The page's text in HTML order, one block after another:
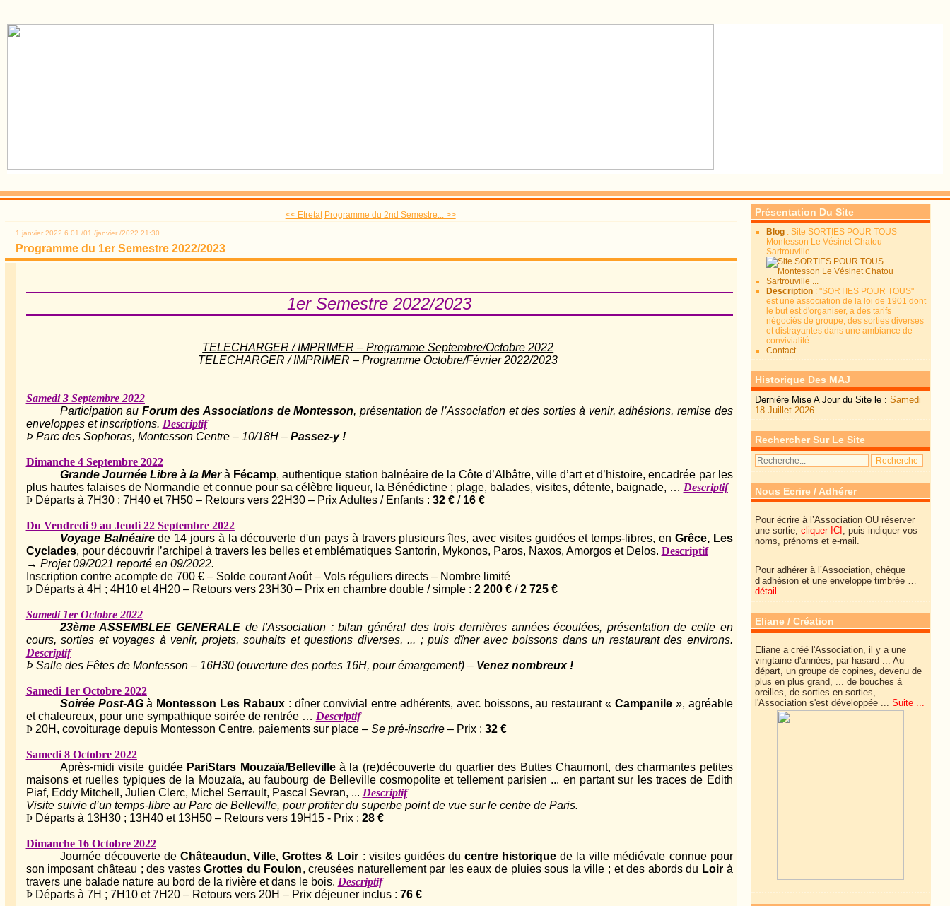
<< Etretat Programme du 2nd Semestre... >>
1 janvier 2022 6 01 /01 /janvier /2022 21:30
Programme du 1er Semestre 2022/2023
1er Semestre 2022/2023
TELECHARGER / IMPRIMER – Programme Septembre/Octobre 2022
TELECHARGER / IMPRIMER – Programme Octobre/Février 2022/2023
Samedi 3 Septembre 2022
Participation au Forum des Associations de Montesson, présentation de l’Association et des sorties à venir, adhésions, remise des
enveloppes et inscriptions. Descriptif
Þ Parc des Sophoras, Montesson Centre – 10/18H – Passez-y !
Dimanche 4 Septembre 2022
Grande Journée Libre à la Merà Fécamp, authentique station balnéaire de la Côte d’Albâtre, ville d’art et d’histoire, encadrée par les
plus hautes falaises de Normandie et connue pour sa célèbre liqueur, la Bénédictine ; plage, balades, visites, détente, baignade, … Descriptif
ÞDéparts à 7H30 ; 7H40 et 7H50 – Retours vers 22H30 – Prix Adultes / Enfants : 32 €/ 16 €
Du Vendredi 9 au Jeudi 22 Septembre 2022
Voyage Balnéairede 14 jours à la découverte d'un pays à travers plusieurs îles, avec visites guidées et temps-libres, en Grêce, Les
Cyclades, pour découvrir l’archipel à travers les belles et emblématiques Santorin, Mykonos, Paros, Naxos, Amorgos et Delos. Descriptif
→ Projet 09/2021 reporté en 09/2022.
Inscription contre acompte de 700 € – Solde courant Août – Vols réguliers directs – Nombre limité
ÞDéparts à 4H ; 4H10 et 4H20 – Retours vers 23H30 – Prix en chambre double / simple : 2 200 €/2 725 €
Samedi 1er Octobre 2022
23ème ASSEMBLEE GENERALEde l'Association : bilan général des trois dernières années écoulées, présentation de celle en
cours, sorties et voyages à venir, projets, souhaits et questions diverses, ... ; puis dîner avec boissons dans un restaurant des environs.
Descriptif
Þ Salle des Fêtes de Montesson – 16H30 (ouverture des portes 16H, pour émargement) – Venez nombreux !
Samedi 1er Octobre 2022
Soirée Post-AGà Montesson Les Rabaux: dîner convivial entre adhérents, avec boissons, au restaurant « Campanile», agréable
et chaleureux, pour une sympathique soirée de rentrée … Descriptif
Þ20H, covoiturage depuis Montesson Centre, paiements sur place – Se pré-inscrire– Prix : 32 €
Samedi 8 Octobre 2022
Après-midi visite guidée PariStars Mouzaïa/Bellevilleà la (re)découverte du quartier des Buttes Chaumont, des charmantes petites
maisons et ruelles typiques de la Mouzaïa, au faubourg de Belleville cosmopolite et tellement parisien ... en partant sur les traces de Edith
Piaf, Eddy Mitchell, Julien Clerc, Michel Serrault, Pascal Sevran, ... Descriptif
Visite suivie d’un temps-libre au Parc de Belleville, pour profiter du superbe point de vue sur le centre de Paris.
ÞDéparts à 13H30 ; 13H40 et 13H50 – Retours vers 19H15 - Prix : 28 €
Dimanche 16 Octobre 2022
Journée découverte deChâteaudun, Ville, Grottes & Loir : visites guidées du centre historique de la ville médiévale connue pour
son imposant château ; des vastesGrottes du Foulon, creusées naturellement par les eaux de pluies sous la ville ; et des abords du Loir à
travers une balade nature au bord de la rivière et dans le bois. Descriptif
ÞDéparts à 7H ; 7H10 et 7H20 – Retours vers 20H – Prix déjeuner inclus : 76 €
Présentation Du Site
Blog : Site SORTIES POUR TOUS
Montesson Le Vésinet Chatou
Sartrouville ...
Description : "SORTIES POUR TOUS"
est une association de la loi de 1901 dont
le but est d'organiser, à des tarifs
négociés de groupe, des sorties diverses
et distrayantes dans une ambiance de
convivialité.
Contact
Historique Des MAJ
Dernière Mise A Jour du Site le :Samedi
18 Juillet 2026
Rechercher Sur Le Site
Nous Ecrire / Adhérer
Pour écrire à l’Association OU réserver
une sortie,cliquer ICI , puis indiquer vos
noms, prénoms et e-mail.
Pour adhérer à l’Association, chèque
d’adhésion et une enveloppe timbrée …
détail .
Eliane / Création
Eliane a créé l'Association, il y a une
vingtaine d'années, par hasard ... Au
départ, un groupe de copines, devenu de
plus en plus grand, ... de bouches à
oreilles, de sorties en sorties,
l'Association s'est développée ...Suite ...